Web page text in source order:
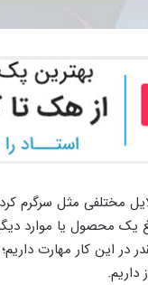
مختلفی مثل
یک محصول یا موارد
این کار مهارت
داریم.